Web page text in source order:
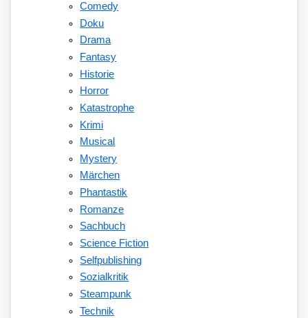
Comedy
Doku
Drama
Fantasy
Historie
Horror
Katastrophe
Krimi
Musical
Mystery
Märchen
Phantastik
Romanze
Sachbuch
Science Fiction
Selfpublishing
Sozialkritik
Steampunk
Technik